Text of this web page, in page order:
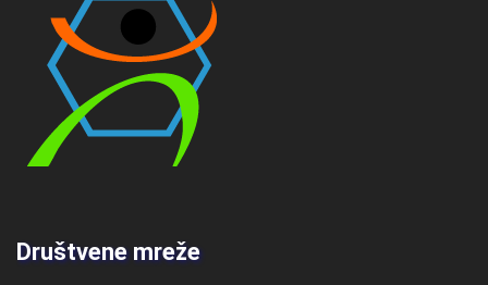
Društvene mreže